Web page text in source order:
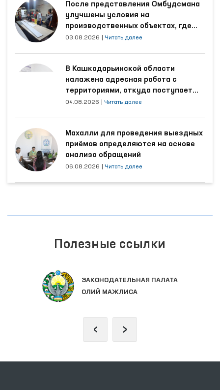
После представления Омбудсмана
улучшены условия на
производственных объектах, где
трудятся осуждённые
03.08.2026 Читать далее
В Кашкадарьинской области
налажена адресная работа с
территориями, откуда поступает
наибольшее количество обращений
04.08.2026 Читать далее
Махалли для проведения выездных
приёмов определяются на основе
анализа обращений
06.08.2026 Читать далее
Полезные ссылки
ЗАКОНОДАТЕЛЬНАЯ ПАЛАТА
ОЛИЙ МАЖЛИСА
‹ ›